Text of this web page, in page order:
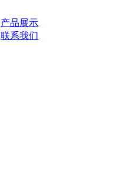
产品展示
联系我们